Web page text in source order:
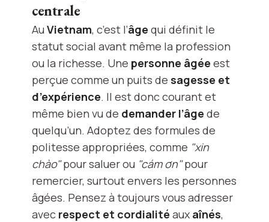
centrale
Au Vietnam, c’est l’âge qui définit le
statut social avant même la profession
ou la richesse. Une personne âgée est
perçue comme un puits de sagesse et
d’expérience. Il est donc courant et
même bien vu de demander l’âge de
quelqu’un. Adoptez des formules de
politesse appropriées, comme "xin
chào"pour saluer ou "cám ơn"pour
remercier, surtout envers les personnes
âgées. Pensez à toujours vous adresser
avec respect et cordialité aux aînés,